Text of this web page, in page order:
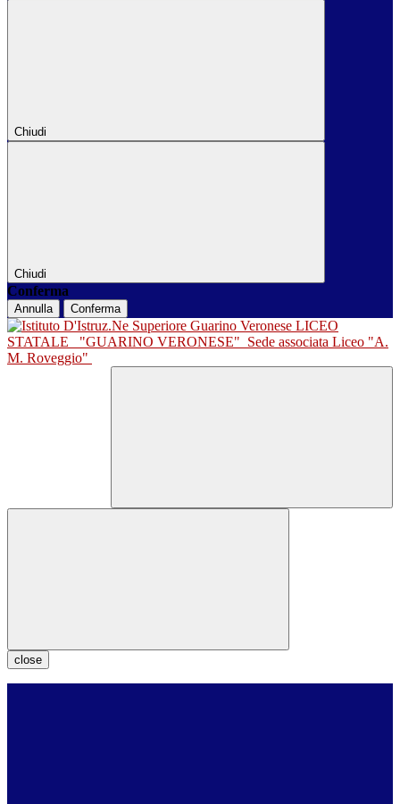
Chiudi
Chiudi
Conferma
Annulla Conferma
LICEO
STATALE
"GUARINO VERONESE" Sede associata Liceo "A.
M. Roveggio"
close